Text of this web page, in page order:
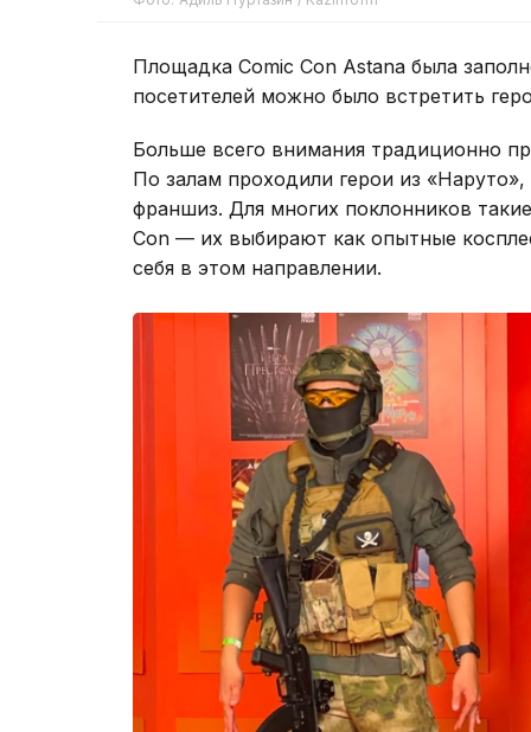
Площадка Comic Con Astana была
посетителей можно было встретить
Больше всего внимания традиционно
По залам проходили герои из
франшиз. Для многих поклонников
Con — их выбирают как опытные
себя в этом направлении.